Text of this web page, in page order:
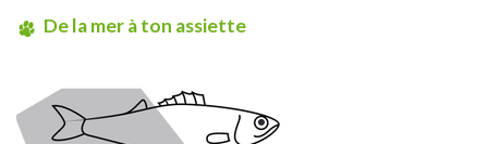
De la mer à ton assiette